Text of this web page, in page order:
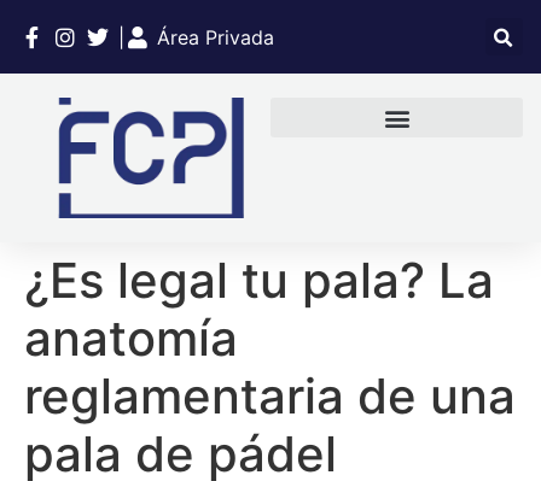
Área Privada
¿Es legal tu pala? La
anatomía
reglamentaria de una
pala de pádel